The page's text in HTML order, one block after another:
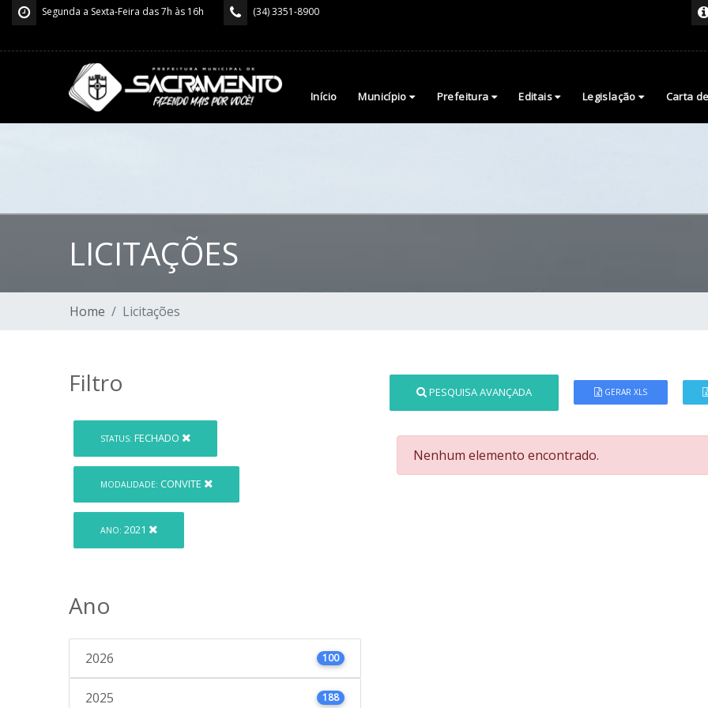
Segunda a Sexta-Feira das 7h às 16h (34) 3351-8900
Início Município Prefeitura Editais Legislação Carta
LICITAÇÕES
Home Licitações
Filtro
STATUS: FECHADO
MODALIDADE: CONVITE
ANO: 2021
Ano
2026 100
2025 188
PESQUISA AVANÇADA GERAR XLS
Nenhum elemento encontrado.